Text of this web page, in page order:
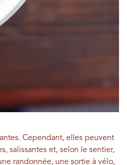
Cependant, elles peuvent
salissantes et, selon le sentier,
randonnée, une sortie à vélo,